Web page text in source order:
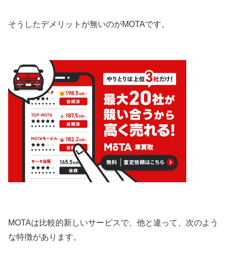
そうしたデメリットが無いのがMOTAです。
MOTAは比較的新しいサービスで、他と違って、次のよう
な特徴があります。